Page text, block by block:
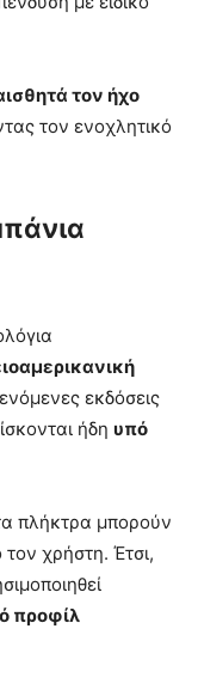
τον ήχο
τον ενοχλητικό
εκδόσεις
ήδη υπό
πλήκτρα μπορούν
χρήστη. Έτσι,
προφίλ